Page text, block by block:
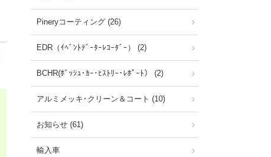
Pineryコーティング (26)
EDR（ｲﾍﾞﾝﾄﾃﾞｰﾀｰﾚｺｰﾀﾞｰ） (2)
BCHR(ﾎﾞｯｼｭ･ｶｰ･ﾋｽﾄﾘｰ･ﾚﾎﾟｰﾄ） (2)
アルミメッキ･クリーン＆コート (10)
お知らせ (61)
輸入車